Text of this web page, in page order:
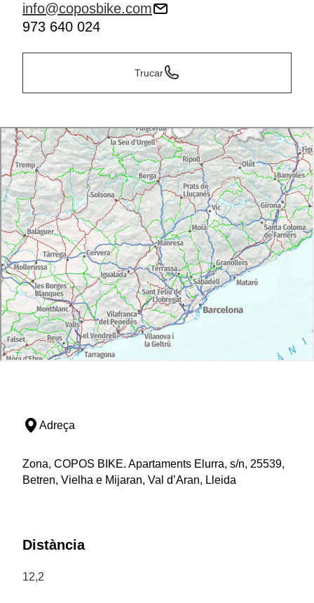
info@coposbike.com
973 640 024
Trucar
Adreça
Zona, COPOS BIKE. Apartaments Elurra, s/n, 25539,
Betren, Vielha e Mijaran, Val d’Aran, Lleida
Distància
12,2